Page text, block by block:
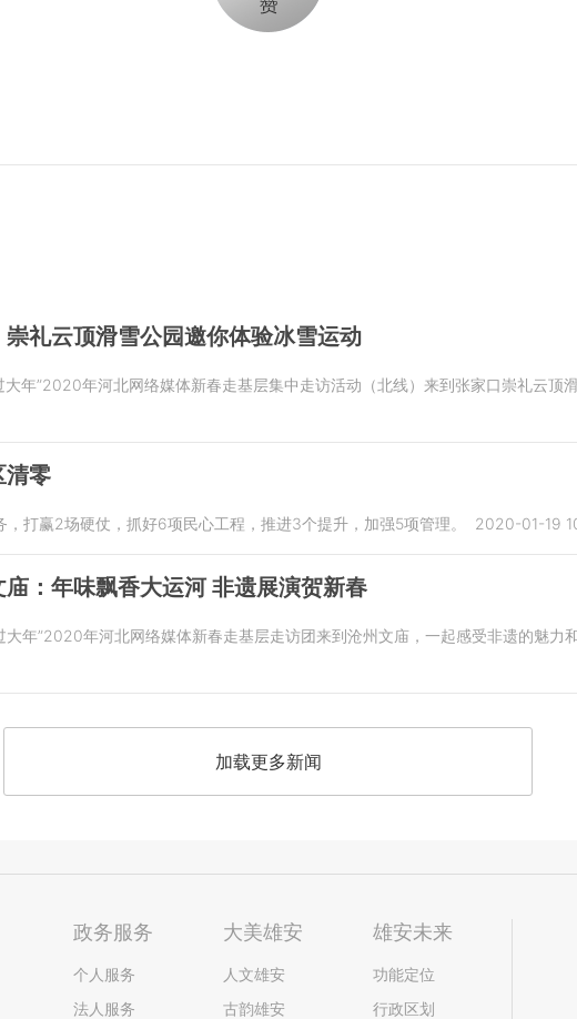
崇礼云顶滑雪公园邀你体验冰雪运动
大年”2020年河北网络媒体新春走基层集中走访活动（北线）来到张家口崇礼云顶滑
清零
打赢2场硬仗，抓好6项民心工程，推进3个提升，加强5项管理。 2020-01-19
庙：年味飘香大运河 非遗展演贺新春
大年”2020年河北网络媒体新春走基层走访团来到沧州文庙，一起感受非遗的魅力
加载更多新闻
政务服务
个人服务
法人服务
大美雄安
人文雄安
古韵雄安
雄安未来
功能定位
行政区划